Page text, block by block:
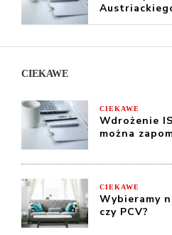
CIEKAWE
CIEKAWE
Wdrożenie
można
CIEKAWE
Wybieramy
czy PCV?